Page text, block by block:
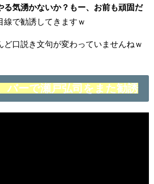
る気湧かないか？もー、お前も頑固だ
線で勧誘してきますｗ
ど口説き文句が変わっていませんねｗ
バーで瀬戸弘司をまた勧誘